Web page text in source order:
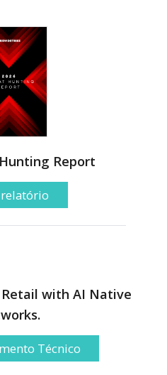
Report
with AI Native
Técnico